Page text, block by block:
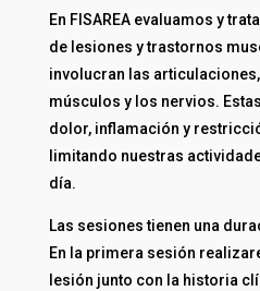
En FISAREA evaluamos y
de lesiones y trastornos
involucran las
músculos y los nervios.
dolor, inflamación y
limitando nuestras
día.
Las sesiones tienen una
En la primera sesión
lesión junto con la historia